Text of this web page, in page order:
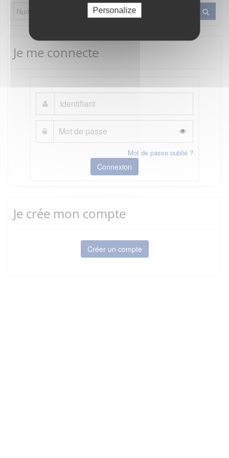
Personalize
Je me connecte
Mot de passe oublié ?
Connexion
Je crée mon compte
Créer un compte